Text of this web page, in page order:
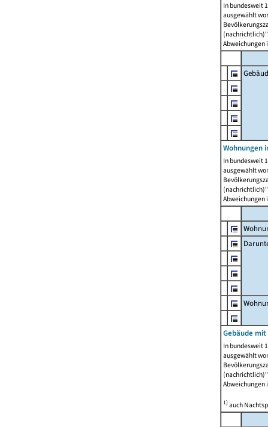
In bundesweit
ausgewählt
Abweichungen
Wohnungen
In bundesweit
ausgewählt
Abweichungen
Gebäude
In bundesweit
ausgewählt
Abweichungen
1)auch